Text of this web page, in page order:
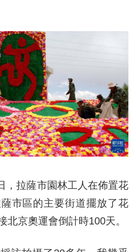
拉薩市園林工人在佈置花
市區的主要街道擺放了花
北京奧運會倒計時100天。